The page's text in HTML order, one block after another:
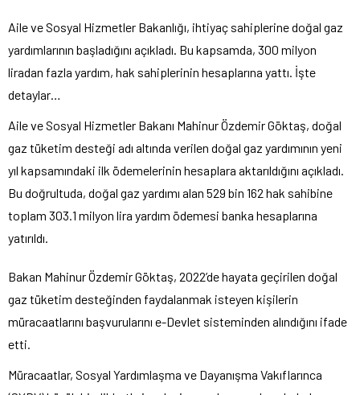
Aile ve Sosyal Hizmetler Bakanlığı, ihtiyaç sahiplerine doğal gaz
yardımlarının başladığını açıkladı. Bu kapsamda, 300 milyon
liradan fazla yardım, hak sahiplerinin hesaplarına yattı. İşte
detaylar…
Aile ve Sosyal Hizmetler Bakanı Mahinur Özdemir Göktaş, doğal
gaz tüketim desteği adı altında verilen doğal gaz yardımının yeni
yıl kapsamındaki ilk ödemelerinin hesaplara aktarıldığını açıkladı.
Bu doğrultuda, doğal gaz yardımı alan 529 bin 162 hak sahibine
toplam 303.1 milyon lira yardım ödemesi banka hesaplarına
yatırıldı.
Bakan Mahinur Özdemir Göktaş, 2022’de hayata geçirilen doğal
gaz tüketim desteğinden faydalanmak isteyen kişilerin
müracaatlarını başvurularını e-Devlet sisteminden alındığını ifade
etti.
Müracaatlar, Sosyal Yardımlaşma ve Dayanışma Vakıflarınca